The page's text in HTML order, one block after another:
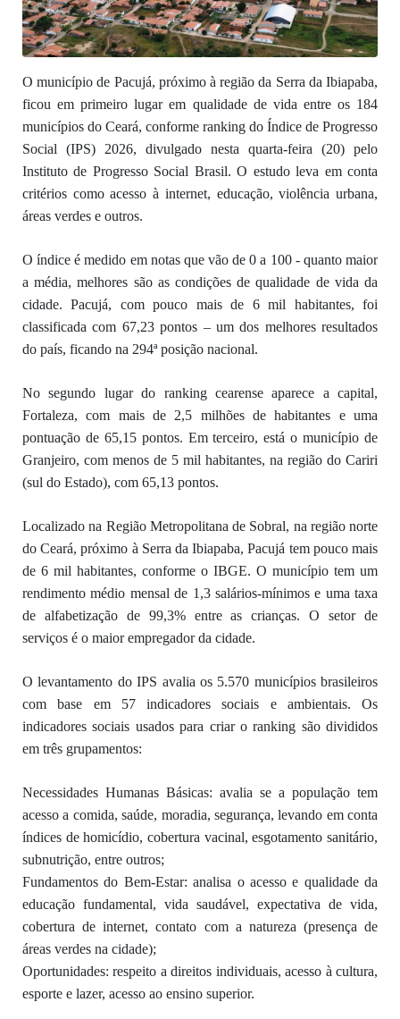
O município de Pacujá, próximo à região da Serra da Ibiapaba,
ficou em primeiro lugar em qualidade de vida entre os 184
municípios do Ceará, conforme ranking do Índice de Progresso
Social (IPS) 2026, divulgado nesta quarta-feira (20) pelo
Instituto de Progresso Social Brasil. O estudo leva em conta
critérios como acesso à internet, educação, violência urbana,
áreas verdes e outros.
O índice é medido em notas que vão de 0 a 100 - quanto maior
a média, melhores são as condições de qualidade de vida da
cidade. Pacujá, com pouco mais de 6 mil habitantes, foi
classificada com 67,23 pontos – um dos melhores resultados
do país, ficando na 294ª posição nacional.
No segundo lugar do ranking cearense aparece a capital,
Fortaleza, com mais de 2,5 milhões de habitantes e uma
pontuação de 65,15 pontos. Em terceiro, está o município de
Granjeiro, com menos de 5 mil habitantes, na região do Cariri
(sul do Estado), com 65,13 pontos.
Localizado na Região Metropolitana de Sobral, na região norte
do Ceará, próximo à Serra da Ibiapaba, Pacujá tem pouco mais
de 6 mil habitantes, conforme o IBGE. O município tem um
rendimento médio mensal de 1,3 salários-mínimos e uma taxa
de alfabetização de 99,3% entre as crianças. O setor de
serviços é o maior empregador da cidade.
O levantamento do IPS avalia os 5.570 municípios brasileiros
com base em 57 indicadores sociais e ambientais. Os
indicadores sociais usados para criar o ranking são divididos
em três grupamentos:
Necessidades Humanas Básicas: avalia se a população tem
acesso a comida, saúde, moradia, segurança, levando em conta
índices de homicídio, cobertura vacinal, esgotamento sanitário,
subnutrição, entre outros;
Fundamentos do Bem-Estar: analisa o acesso e qualidade da
educação fundamental, vida saudável, expectativa de vida,
cobertura de internet, contato com a natureza (presença de
áreas verdes na cidade);
Oportunidades: respeito a direitos individuais, acesso à cultura,
esporte e lazer, acesso ao ensino superior.